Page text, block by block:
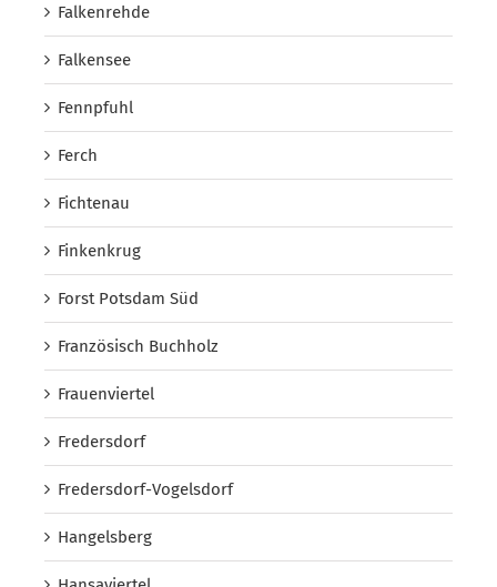
Falkenrehde
Falkensee
Fennpfuhl
Ferch
Fichtenau
Finkenkrug
Forst Potsdam Süd
Französisch Buchholz
Frauenviertel
Fredersdorf
Fredersdorf-Vogelsdorf
Hangelsberg